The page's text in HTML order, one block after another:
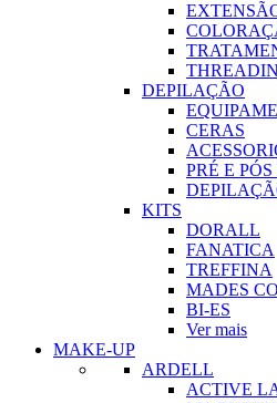
DEPILAÇÃO
CERAS
PRÉ E
KITS
DORALL
FANATICA
TREFFINA
MADES
BI-ES
Ver mais
MAKE-UP
ARDELL
ACTIVE